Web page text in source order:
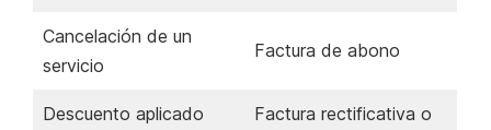
Cancelación de un
servicio
Factura de abono
Descuento aplicado
Factura rectificativa o